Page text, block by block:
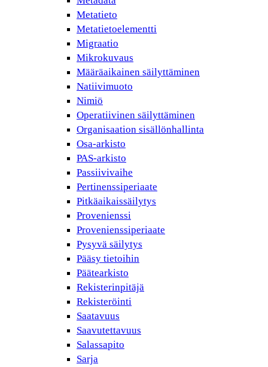
Metatieto
Metatietoelementti
Migraatio
Mikrokuvaus
Määräaikainen säilyttäminen
Natiivimuoto
Nimiö
Operatiivinen säilyttäminen
Organisaation sisällönhallinta
Osa-arkisto
PAS-arkisto
Passiivivaihe
Pertinenssiperiaate
Pitkäaikaissäilytys
Provenienssi
Provenienssiperiaate
Pysyvä säilytys
Pääsy tietoihin
Päätearkisto
Rekisterinpitäjä
Rekisteröinti
Saatavuus
Saavutettavuus
Salassapito
Sarja